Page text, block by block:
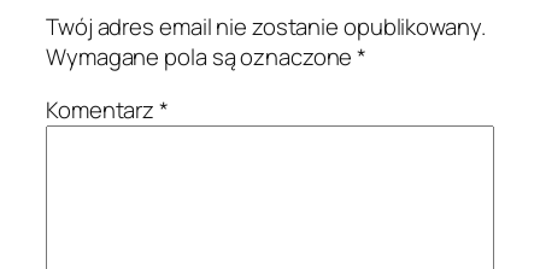
Twój adres email nie zostanie opublikowany.
Wymagane pola są oznaczone*
Komentarz*